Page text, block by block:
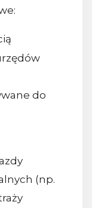
do
(np.